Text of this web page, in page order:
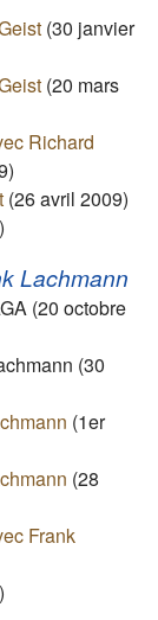
(30 janvier
(20 mars
Richard
(26 avril 2009)
Lachmann
(20 octobre
(30
(1er
(28
Frank